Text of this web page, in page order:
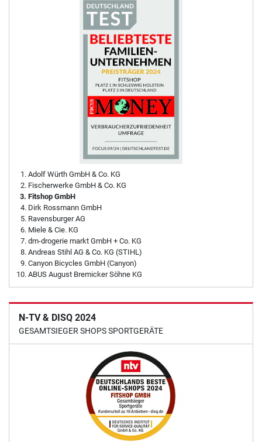
Adolf Würth GmbH & Co. KG
Fischerwerke GmbH & Co. KG
Fitshop GmbH
Dirk Rossmann GmbH
Ravensburger AG
Miele & Cie. KG
dm-drogerie markt GmbH + Co. KG
Andreas Stihl AG & Co. KG (STIHL)
Canyon Bicycles GmbH (Canyon)
ABUS August Bremicker Söhne KG
N-TV & DISQ 2024
GESAMTSIEGER SHOPS SPORTGERÄTE